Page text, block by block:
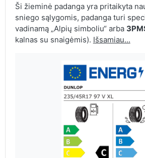
Ši žieminė padanga yra pritaikyta
sniego sąlygomis, padanga turi
vadinamą „Alpių simboliu“ arba
kalnas su snaigėmis). Išsamiau...